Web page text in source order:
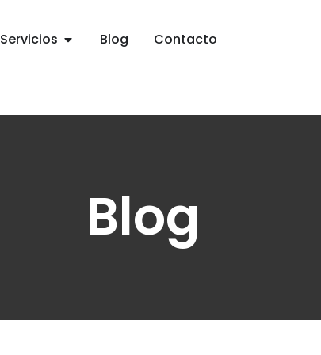
Servicios Blog Contacto
Blog